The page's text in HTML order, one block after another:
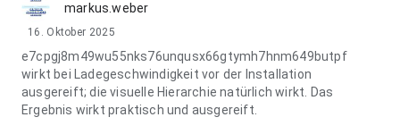
markus.weber
16. Oktober 2025
e7cpgj8m49wu55nks76unqusx66gtymh7hnm649butpf
wirkt bei Ladegeschwindigkeit vor der Installation
ausgereift; die visuelle Hierarchie natürlich wirkt. Das
Ergebnis wirkt praktisch und ausgereift.